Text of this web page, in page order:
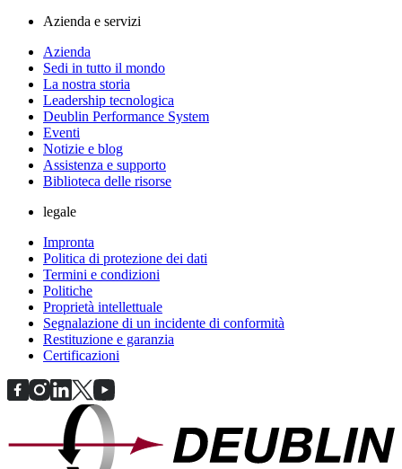
Azienda e servizi
Azienda
Sedi in tutto il mondo
La nostra storia
Leadership tecnologica
Deublin Performance System
Eventi
Notizie e blog
Assistenza e supporto
Biblioteca delle risorse
legale
Impronta
Politica di protezione dei dati
Termini e condizioni
Politiche
Proprietà intellettuale
Segnalazione di un incidente di conformità
Restituzione e garanzia
Certificazioni